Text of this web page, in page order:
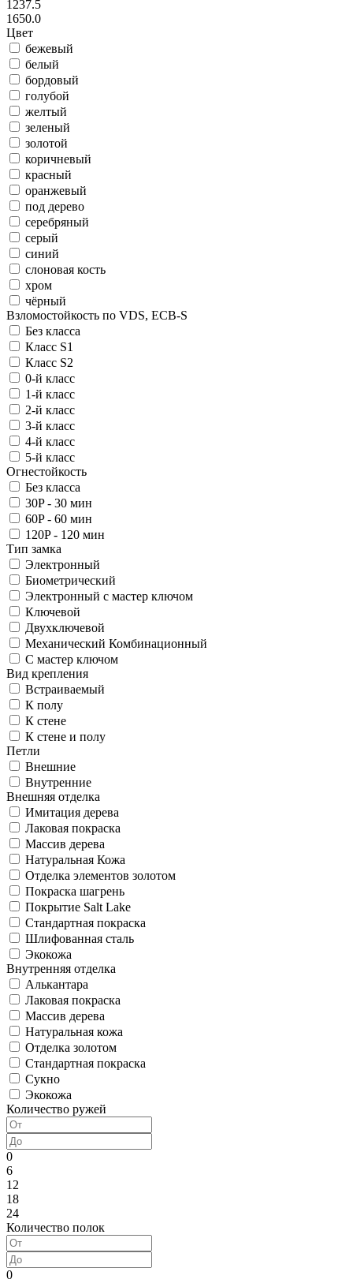
1237.5
1650.0
Цвет
бежевый
белый
бордовый
голубой
желтый
зеленый
золотой
коричневый
красный
оранжевый
под дерево
серебряный
серый
синий
слоновая кость
хром
чёрный
Взломостойкость по VDS, ECB-S
Без класса
Класс S1
Класс S2
0-й класс
1-й класс
2-й класс
3-й класс
4-й класс
5-й класс
Огнестойкость
Без класса
30P - 30 мин
60P - 60 мин
120P - 120 мин
Тип замка
Электронный
Биометрический
Электронный с мастер ключом
Ключевой
Двухключевой
Механический Комбинационный
С мастер ключом
Вид крепления
Встраиваемый
К полу
К стене
К стене и полу
Петли
Внешние
Внутренние
Внешняя отделка
Имитация дерева
Лаковая покраска
Массив дерева
Натуральная Кожа
Отделка элементов золотом
Покраска шагрень
Покрытие Salt Lake
Стандартная покраска
Шлифованная сталь
Экокожа
Внутренняя отделка
Алькантара
Лаковая покраска
Массив дерева
Натуральная кожа
Отделка золотом
Стандартная покраска
Сукно
Экокожа
Количество ружей
0
6
12
18
24
Количество полок
0